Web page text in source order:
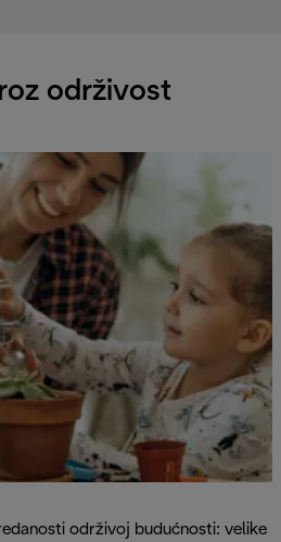
održivost
održivoj budućnosti: velike